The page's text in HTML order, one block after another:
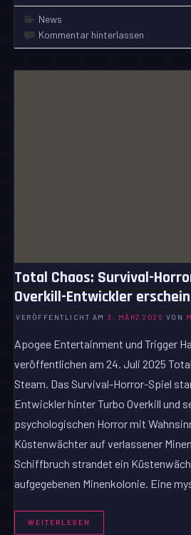
News
Kommentar hinterlassen
Total Chaos: Survival-
Overkill-Entwickler
VERÖFFENTLICHT AM 3. MÄRZ 2025 VON
Apogee Entertainment und Trigger
veröffentlichen am 24. Juli 2025
Steam. Das Survival-Horror-Spiel
Entwickler hinter Turbo Overkill und
psychologischen Horror mit
Küstenwächter auf verlassener
Schiffbruch strandet ein
aufgegebenen Minenkolonie. Eine
WEITERLESEN